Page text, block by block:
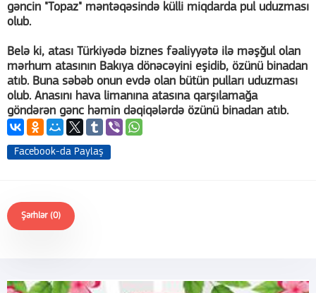
gəncin "Topaz" məntəqəsində külli miqdarda pul uduzması
olub.
Belə ki, atası Türkiyədə biznes fəaliyyətə ilə məşğul olan
mərhum atasının Bakıya dönəcəyini eşidib, özünü binadan
atıb. Buna səbəb onun evdə olan bütün pulları uduzması
olub. Anasını hava limanına atasına qarşılamağa
göndərən gənc həmin dəqiqələrdə özünü binadan atıb.
Facebook-da Paylaş
Şərhlər (0)